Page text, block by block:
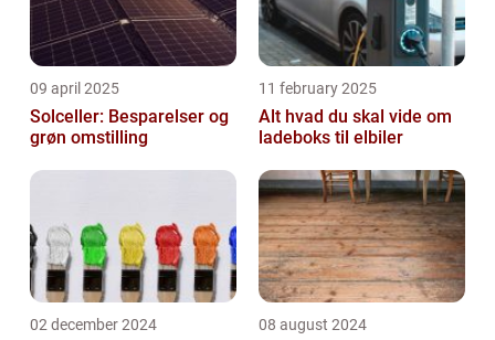
09 april 2025
Solceller: Besparelser og
grøn omstilling
11 february 2025
Alt hvad du skal vide om
ladeboks til elbiler
02 december 2024 08 august 2024